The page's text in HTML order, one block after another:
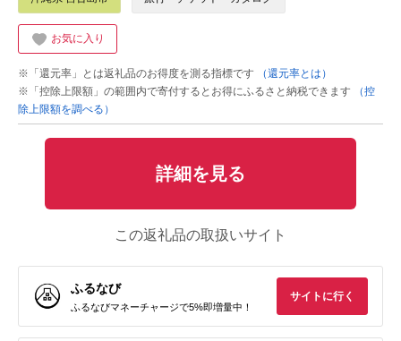
お気に入り
※「還元率」とは返礼品のお得度を測る指標です
（還元率とは）
※「控除上限額」の範囲内で寄付するとお得にふるさと納税できます
（控
除上限額を調べる）
詳細を見る
この返礼品の取扱いサイト
ふるなび
ふるなびマネーチャージで5%即増量中！
サイトに行く